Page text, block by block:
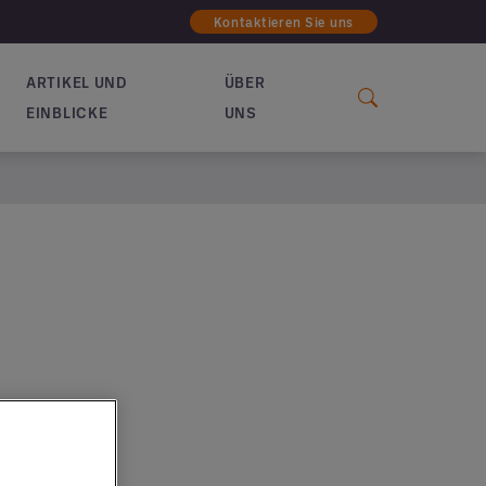
Kontaktieren Sie uns
ARTIKEL UND
EINBLICKE
ÜBER
UNS